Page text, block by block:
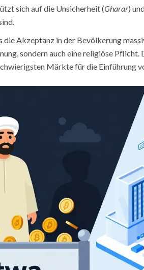
sich auf die Unsicherheit (Gharar)
die Akzeptanz in der Bevölkerung
sondern auch eine religiöse
Märkte für die Einführung